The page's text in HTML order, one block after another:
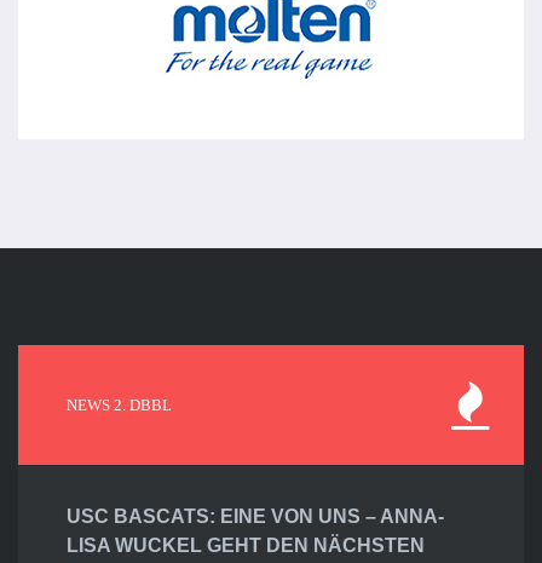
NEWS 2. DBBL
USC BASCATS: EINE VON UNS – ANNA-
LISA WUCKEL GEHT DEN NÄCHSTEN